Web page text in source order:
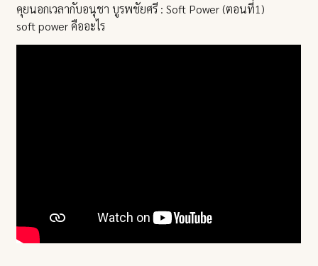
คุยนอกเวลากับอนุชา บูรพชัยศรี : Soft Power (ตอนที่1)
soft power คืออะไร